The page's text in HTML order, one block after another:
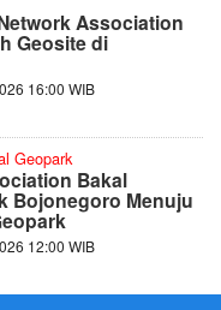
Association
Geosite di
16:00 WIB
Geopark
Bakal
Bojonegoro Menuju
12:00 WIB